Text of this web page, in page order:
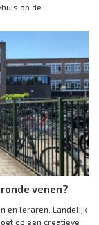
op de...
venen?
en leraren. Landelijk
op een creatieve